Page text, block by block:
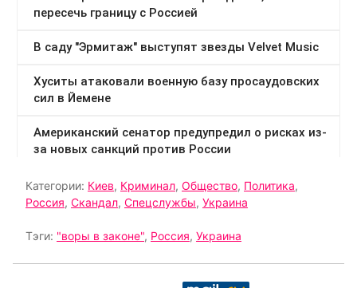
Категории: Киев, Криминал, Общество, Политика,
Россия, Скандал, Спецслужбы, Украина
Тэги: "воры в законе", Россия, Украина